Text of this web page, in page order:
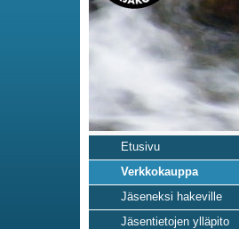
Etusivu
Verkkokauppa
Jäseneksi hakeville
Jäsentietojen ylläpito